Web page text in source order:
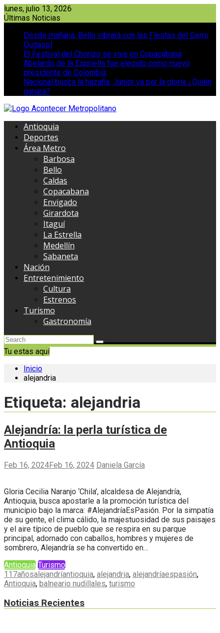
Saltar
al
lunes, julio 13, 2026
Últimas Noticias
Desde mañana, Bello vibrará con las Fiestas del Cerro
Quitasol
El Festival del Chorizo se vive en Copacabana
Abelardo de la Espriella fue elegido como nuevo
presidente de Colombia
Nacional busca la hazaña, Junior va por la gloria ¿Quién
ganará?
Antioquia
Deportes
Área Metro
Barbosa
Bello
Caldas
Copacabana
Envigado
Girardota
Itaguí
La Estrella
Medellín
Sabaneta
Nación
Entretenimiento
Cultura
Estrenos
Turismo
Gastronomía
Tu estas aquí
Inicio
alejandria
Etiqueta: alejandria
Alejandría: la perla turística de
Antioquia
Feb 16, 2024Feb 16, 2024 Daniela García
Gloria Cecilia Naranjo ‘Chila’, alcaldesa de Alejandría,
Antioquia, busca apostarle a la promoción turística del
municipio bajo la marca: #AlejandríaEsPasión. Por la simpatía
de su gente, el clima cálido, la majestuosidad de sus paisajes
y el aire típico de pueblo que se respira en su parque
principal, adornado con caballos, hombres y mujeres de
sombrero, Alejandría se ha convertido en…
Antioquia Turismo
117añosalejandríantioquia, alejandria, alejandríaespasión,
Antioquia, balneario nudillales, turismo
Noticias Recientes